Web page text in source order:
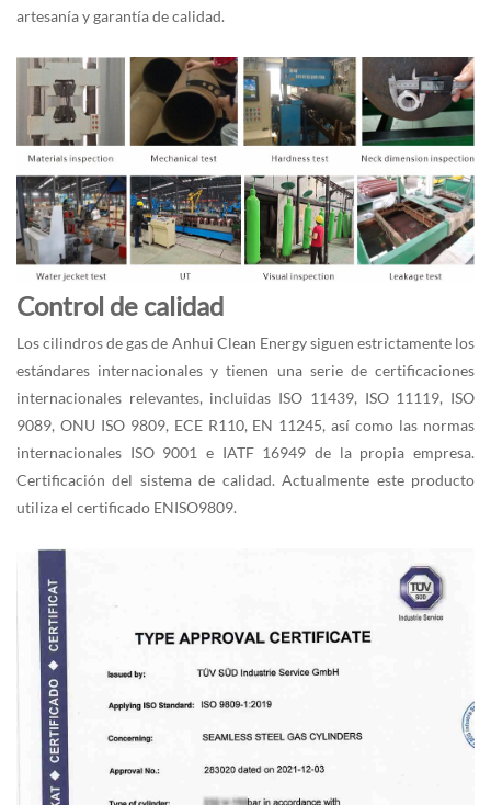
artesanía y garantía de calidad.
Control de calidad
Los cilindros de gas de Anhui Clean Energy siguen estrictamente los
estándares internacionales y tienen una serie de certificaciones
internacionales relevantes, incluidas ISO 11439, ISO 11119, ISO
9089, ONU ISO 9809, ECE R110, EN 11245, así como las normas
internacionales ISO 9001 e IATF 16949 de la propia empresa.
Certificación del sistema de calidad. Actualmente este producto
utiliza el certificado ENISO9809.